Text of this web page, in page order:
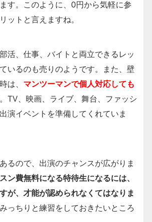
す。このように、0円から気軽に参
ットと言えますね。
活、仕事、バイトと両立できるレッ
いるのも売りのようです。また、壁
は、 マンツーマンで個人対応しても
TV、映画、ライブ、舞台、ファッシ
演イベントを準備してくれていま
るので、出演のチャンスが広がりま
ン費無料になる特待生になるには、
が、才能が認められなくてはなりま
っちりと練習をしておきたいところ